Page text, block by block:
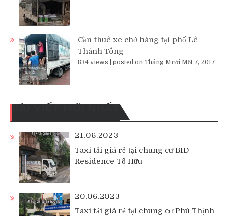
Cần thuê xe chở hàng tại phố Lê
Thánh Tông
834 views posted on Tháng Mười Một 7, 2017
BÀI VIẾT MỚI NHẤT
21.06.2023
Taxi tải giá rẻ tại chung cư BID
Residence Tố Hữu
20.06.2023
Taxi tải giá rẻ tại chung cư Phú Thịnh